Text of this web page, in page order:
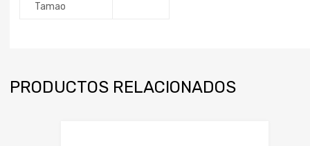
Tamao
PRODUCTOS RELACIONADOS